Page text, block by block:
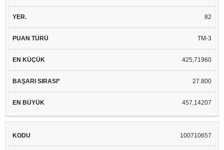
82
TM-3
425,71960
27.800
457,14207
100710657